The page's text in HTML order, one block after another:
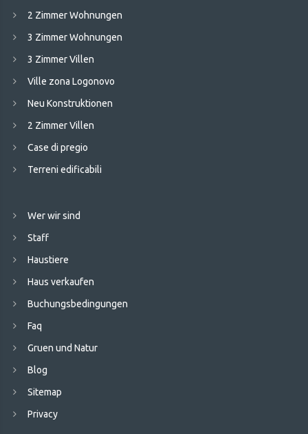
2 Zimmer Wohnungen
3 Zimmer Wohnungen
3 Zimmer Villen
Ville zona Logonovo
Neu Konstruktionen
2 Zimmer Villen
Case di pregio
Terreni edificabili
Wer wir sind
Staff
Haustiere
Haus verkaufen
Buchungsbedingungen
Faq
Gruen und Natur
Blog
Sitemap
Privacy